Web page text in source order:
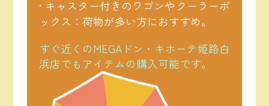
• キャスター付きのワゴンやクーラーボ
ックス：荷物が多い方におすすめ。
すぐ近くのMEGAドン・キホーテ姫路白
浜店でもアイテムの購入可能です。